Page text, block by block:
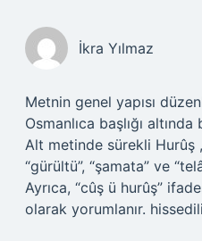
İkra Yılmaz
Metnin genel yapısı
Osmanlıca başlığı
Alt metinde sürekli Hurûş ,
“gürültü”, “şamata” ve
Ayrıca, “cûş ü hurûş”
olarak yorumlanır.